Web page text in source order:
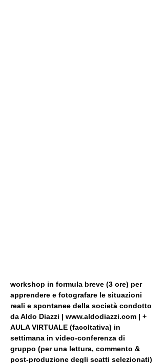
workshop in formula breve (3 ore) per
apprendere e fotografare le situazioni
reali e spontanee della società condotto
da Aldo Diazzi | www.aldodiazzi.com | +
AULA VIRTUALE (facoltativa) in
settimana in video-conferenza di
gruppo (per una lettura, commento &
post-produzione degli scatti selezionati)